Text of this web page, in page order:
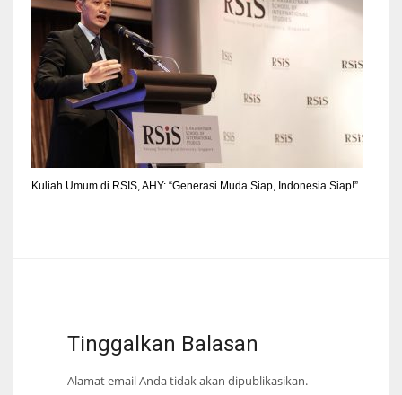
Kuliah Umum di RSIS, AHY: “Generasi Muda Siap, Indonesia Siap!”
Tinggalkan Balasan
Alamat email Anda tidak akan dipublikasikan.